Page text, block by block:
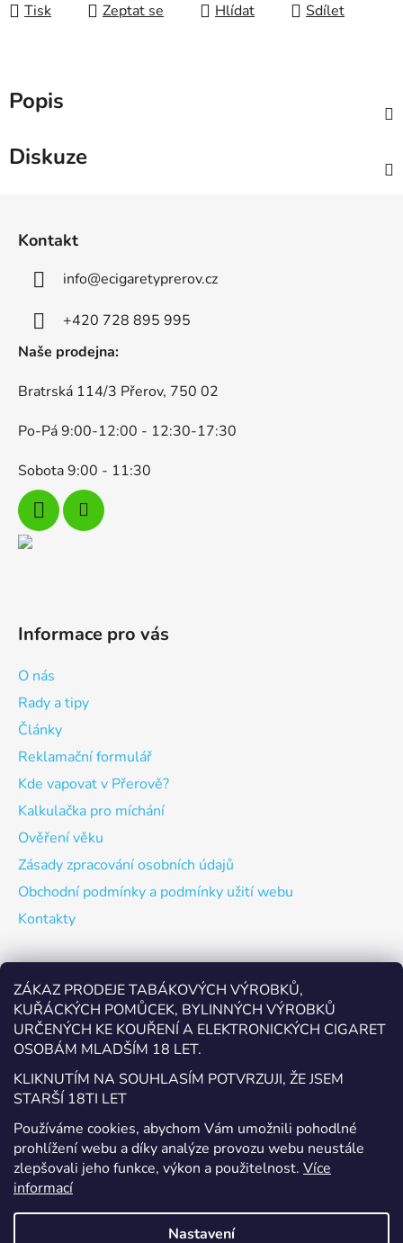
ZÁKAZ PRODEJE TABÁKOVÝCH VÝROBKŮ,
KUŘÁCKÝCH POMŮCEK, BYLINNÝCH VÝROBKŮ
URČENÝCH KE KOUŘENÍ A ELEKTRONICKÝCH CIGARET
OSOBÁM MLADŠÍM 18 LET.
KLIKNUTÍM NA SOUHLASÍM POTVRZUJI, ŽE JSEM
STARŠÍ 18TI LET
Používáme cookies, abychom Vám umožnili pohodlné
prohlížení webu a díky analýze provozu webu neustále
zlepšovali jeho funkce, výkon a použitelnost. Více
informací
Nastavení
Tisk Zeptat se Hlídat Sdílet
Popis
Diskuze
Kontakt
info@ecigaretyprerov.cz
+420 728 895 995
Naše prodejna:
Bratrská 114/3 Přerov, 750 02
Po-Pá 9:00-12:00 - 12:30-17:30
Sobota 9:00 - 11:30
Informace pro vás
O nás
Rady a tipy
Články
Reklamační formulář
Kde vapovat v Přerově?
Kalkulačka pro míchání
Ověření věku
Zásady zpracování osobních údajů
Obchodní podmínky a podmínky užití webu
Kontakty
Odebírat newsletter
Vložte svůj e-mail a my vám budeme zasílat informace o
nových produktech na našem e-shopu.
E-mail
Vložením e-mailu souhlasíte s
podmínkami ochrany
osobních údajů
PŘIHLÁSIT SE